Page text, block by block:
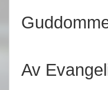
Av